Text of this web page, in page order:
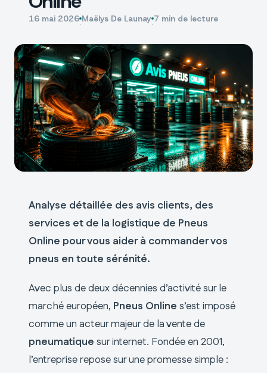
16 mai 2026·Maëlys De Launay·7 min de lecture
Analyse détaillée des avis clients, des
services et de la logistique de Pneus
Online pour vous aider à commander vos
pneus en toute sérénité.
Avec plus de deux décennies d’activité sur le
marché européen, Pneus Online s’est imposé
comme un acteur majeur de la vente de
pneumatique sur internet. Fondée en 2001,
l’entreprise repose sur une promesse simple :